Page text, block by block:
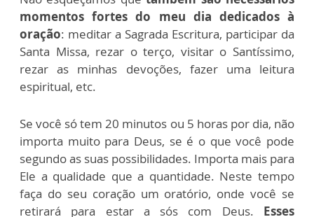
momentos fortes do meu dia dedicados à
oração: meditar a Sagrada Escritura, participar da
Santa Missa, rezar o terço, visitar o Santíssimo,
rezar as minhas devoções, fazer uma leitura
espiritual, etc.
Se você só tem 20 minutos ou 5 horas por dia, não
importa muito para Deus, se é o que você pode
segundo as suas possibilidades. Importa mais para
Ele a qualidade que a quantidade. Neste tempo
faça do seu coração um oratório, onde você se
retirará para estar a sós com Deus. Esses